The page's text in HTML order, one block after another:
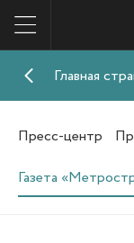
Главная
Пресс-центр
Газета